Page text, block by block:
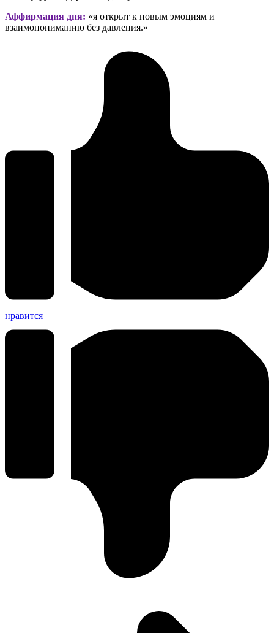
Аффирмация дня: «я открыт к новым эмоциям и
взаимопониманию без давления.»
нравится